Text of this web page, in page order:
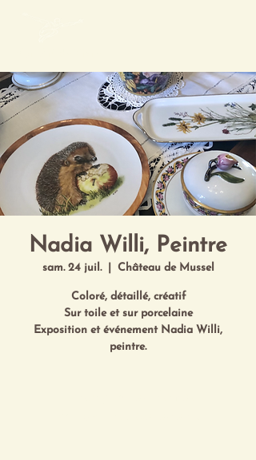
Nadia Willi, Peintre
sam. 24 juil.
  |
Château de Mussel
Coloré, détaillé, créatif
Sur toile et sur porcelaine
Exposition et événement Nadia Willi,
peintre.